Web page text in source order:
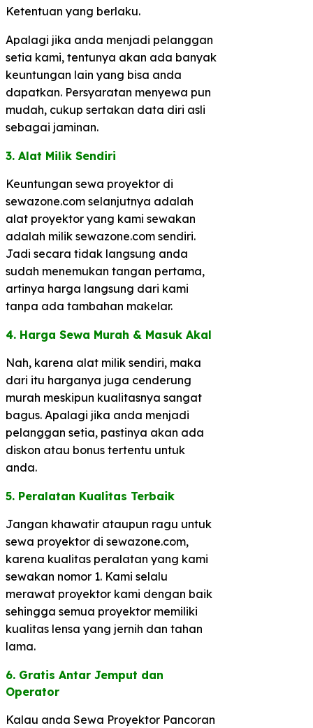
Ketentuan yang berlaku.
Apalagi jika anda menjadi pelanggan
setia kami, tentunya akan ada banyak
keuntungan lain yang bisa anda
dapatkan. Persyaratan menyewa pun
mudah, cukup sertakan data diri asli
sebagai jaminan.
3. Alat Milik Sendiri​
Keuntungan sewa proyektor di
sewazone.com selanjutnya adalah
alat proyektor yang kami sewakan
adalah milik sewazone.com sendiri.
Jadi secara tidak langsung anda
sudah menemukan tangan pertama,
artinya harga langsung dari kami
tanpa ada tambahan makelar.
​4. Harga Sewa Murah & Masuk Akal​
Nah, karena alat milik sendiri, maka
dari itu harganya juga cenderung
murah meskipun kualitasnya sangat
bagus. Apalagi jika anda menjadi
pelanggan setia, pastinya akan ada
diskon atau bonus tertentu untuk
anda.
5. Peralatan Kualitas Terbaik​
Jangan khawatir ataupun ragu untuk
sewa proyektor di sewazone.com,
karena kualitas peralatan yang kami
sewakan nomor 1. Kami selalu
merawat proyektor kami dengan baik
sehingga semua proyektor memiliki
kualitas lensa yang jernih dan tahan
lama.
6. Gratis Antar Jemput dan
Operator​
Kalau anda Sewa Proyektor Pancoran